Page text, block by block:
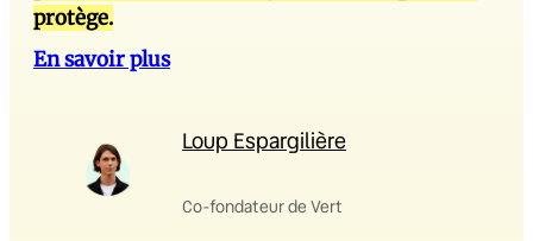
protège.
En savoir plus
Loup Espargilière
Co-fondateur de Vert